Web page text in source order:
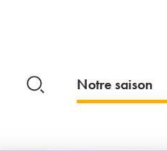
Notre saison